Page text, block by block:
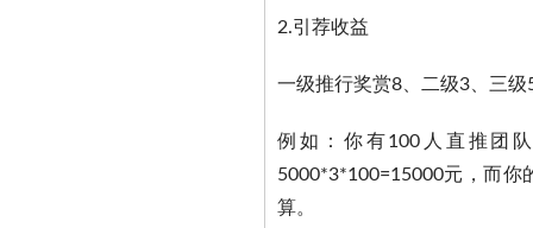
2.引荐收益
一级推行奖赏8、二级3、三
例如：你有100人直推团
5000*3*100=15000元，而
算。